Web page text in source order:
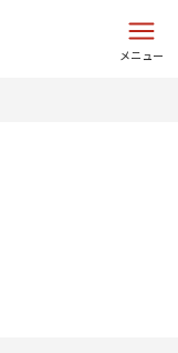
メニュー